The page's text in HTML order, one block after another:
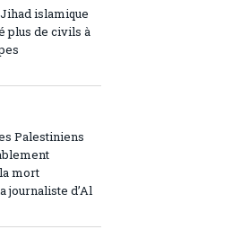
islamique
plus de civils à
Palestiniens
mort
journaliste d’Al